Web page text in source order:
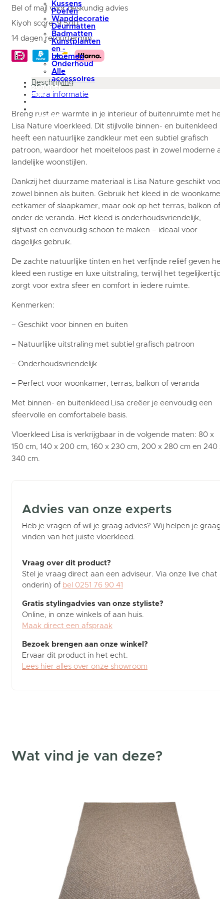
Kussens
Poefen
Wanddecoratie
Deurmatten
Badmatten
Kunstplanten
en -
bloemen
Onderhoud
Alle
accessoires
summer
sale
account
140
200
cm
aantal
Bel of mail voor deskundig advies
Kiyoh score: 9,5/10
14 dagen retourtermijn
Beschrijving
Extra informatie
Breng rust en warmte in je interieur of buitenruimte met het
Lisa Nature vloerkleed. Dit stijlvolle binnen- en buitenkleed
heeft een natuurlijke zandkleur met een subtiel grafisch
patroon, waardoor het moeiteloos past in zowel moderne
landelijke woonstijlen.
Dankzij het duurzame materiaal is Lisa Nature geschikt voor
zowel binnen als buiten. Gebruik het kleed in de
eetkamer of slaapkamer, maar ook op het terras, balkon of
onder de veranda. Het kleed is onderhoudsvriendelijk,
slijtvast en eenvoudig schoon te maken – ideaal voor
dagelijks gebruik.
De zachte natuurlijke tinten en het verfijnde reliëf geven het
kleed een rustige en luxe uitstraling, terwijl het tegelijkertijd
zorgt voor extra sfeer en comfort in iedere ruimte.
Kenmerken:
– Geschikt voor binnen en buiten
– Natuurlijke uitstraling met subtiel grafisch patroon
– Onderhoudsvriendelijk
– Perfect voor woonkamer, terras, balkon of veranda
Met binnen- en buitenkleed Lisa creëer je eenvoudig een
sfeervolle en comfortabele basis.
Vloerkleed Lisa is verkrijgbaar in de volgende maten: 80 x
150 cm, 140 x 200 cm, 160 x 230 cm, 200 x 280 cm en 240 x
340 cm.
Advies van onze experts
Heb je vragen of wil je graag advies? Wij helpen je graag
vinden van het juiste vloerkleed.
Vraag over dit product?
Stel je vraag direct aan een adviseur. Via onze live chat
onderin) of bel 0251 76 90 41
Gratis stylingadvies van onze styliste?
Online, in onze winkels of aan huis.
Maak direct een afspraak
Bezoek brengen aan onze winkel?
Ervaar dit product in het echt.
Lees hier alles over onze showroom
Wat vind je van deze?